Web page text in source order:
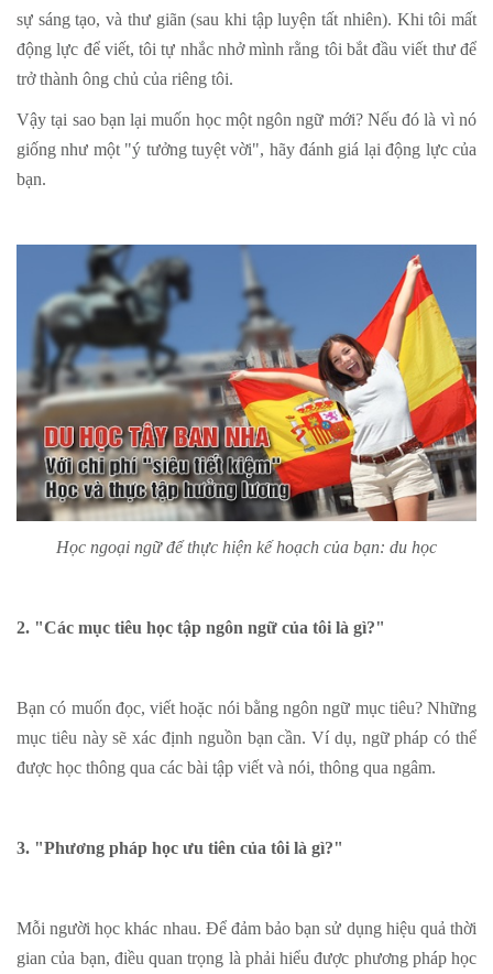
sự sáng tạo, và thư giãn (sau khi tập luyện tất nhiên). Khi tôi mất
động lực để viết, tôi tự nhắc nhở mình rằng tôi bắt đầu viết thư để
trở thành ông chủ của riêng tôi.
Vậy tại sao bạn lại muốn học một ngôn ngữ mới? Nếu đó là vì nó
giống như một "ý tưởng tuyệt vời", hãy đánh giá lại động lực của
bạn.
Học ngoại ngữ để thực hiện kế hoạch của bạn: du học
2. "Các mục tiêu học tập ngôn ngữ của tôi là gì?"
Bạn có muốn đọc, viết hoặc nói bằng ngôn ngữ mục tiêu? Những
mục tiêu này sẽ xác định nguồn bạn cần. Ví dụ, ngữ pháp có thể
được học thông qua các bài tập viết và nói, thông qua ngâm.
3. "Phương pháp học ưu tiên của tôi là gì?"
Mỗi người học khác nhau. Để đảm bảo bạn sử dụng hiệu quả thời
gian của bạn, điều quan trọng là phải hiểu được phương pháp học